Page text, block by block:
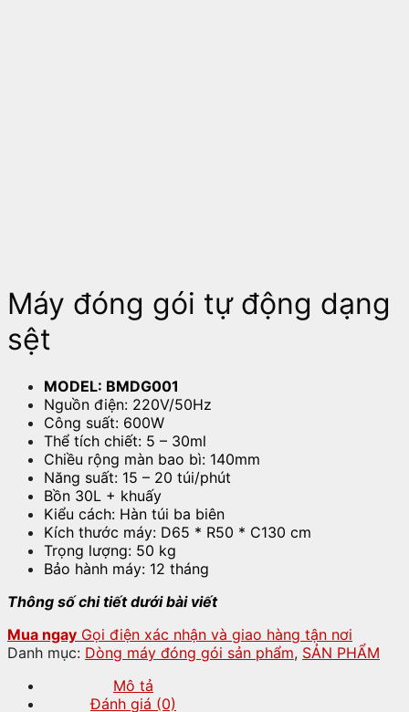
Máy đóng gói tự động dạng
sệt
MODEL: BMDG001
Nguồn điện: 220V/50Hz
Công suất: 600W
Thể tích chiết: 5 – 30ml
Chiều rộng màn bao bì: 140mm
Năng suất: 15 – 20 túi/phút
Bồn 30L + khuấy
Kiểu cách: Hàn túi ba biên
Kích thước máy: D65 * R50 * C130 cm
Trọng lượng: 50 kg
Bảo hành máy: 12 tháng
Thông số chi tiết dưới bài viết
Mua ngay Gọi điện xác nhận và giao hàng tận nơi
Danh mục: Dòng máy đóng gói sản phẩm, SẢN PHẨM
Mô tả
Đánh giá (0)